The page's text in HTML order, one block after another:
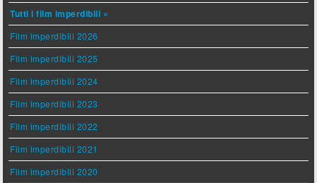
Tutti i film imperdibili »
Film imperdibili 2026
Film imperdibili 2025
Film imperdibili 2024
Film imperdibili 2023
Film imperdibili 2022
Film imperdibili 2021
Film imperdibili 2020